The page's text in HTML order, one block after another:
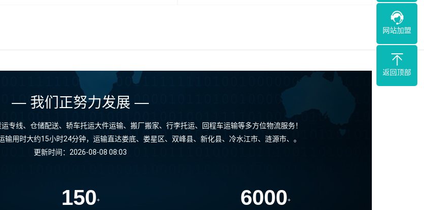
— 我们正努力发展 —
专线、仓储配送、轿车托运大件运输、搬厂搬家、行李托运、回程车运输等多方位物流服务！
用时大约15小时24分钟，运输直达娄底、娄星区、双峰县、新化县、冷水江市、涟源市、。
更新时间：2026-08-08 08:03
150+ 6000+
网站加盟
返回顶部